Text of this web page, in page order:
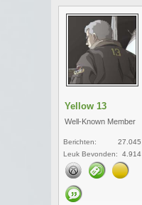
Yellow 13
Well-Known Member
Berichten:
27.045
Leuk Bevonden:
4.914